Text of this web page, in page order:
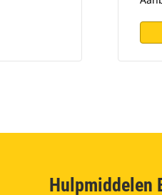
Hulpmiddelen